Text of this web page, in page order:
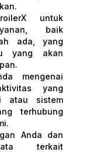
untuk
baik
ada, yang
yang akan
mengenai
yang
atau sistem
terhubung
Anda dan
terkait